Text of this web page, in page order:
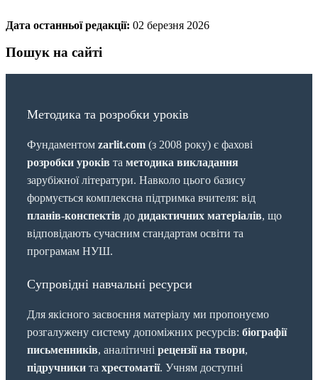
Дата останньої редакції: 02 березня 2026
Пошук на сайті
Методика та розробки уроків
Фундаментом zarlit.com (з 2008 року) є фахові
розробки уроків та методика викладання
зарубіжної літератури. Навколо цього базису
формується комплексна підтримка вчителя: від
планів-конспектів до дидактичних матеріалів, що
відповідають сучасним стандартам освіти та
програмам НУШ.
Супровідні навчальні ресурси
Для якісного засвоєння матеріалу ми пропонуємо
розгалужену систему допоміжних ресурсів: біографії
письменників, аналітичні рецензії на твори,
підручники та хрестоматії. Учням доступні